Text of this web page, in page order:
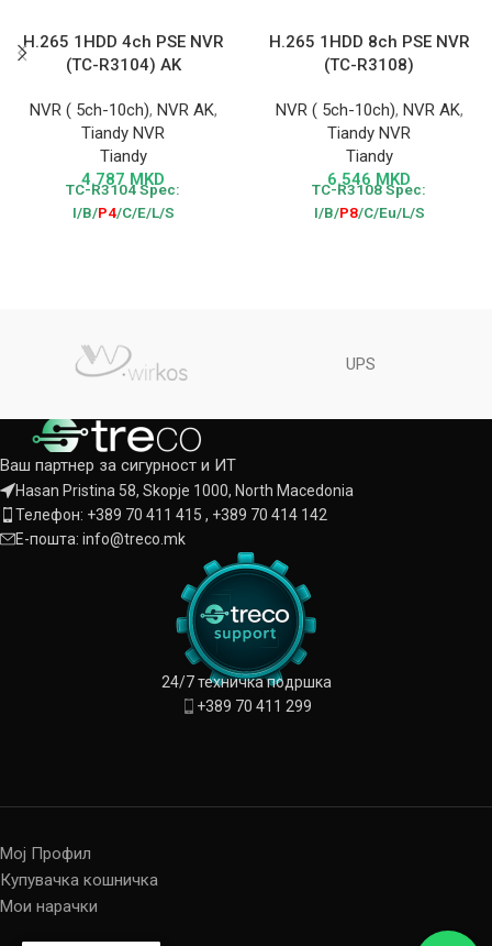
H.265 1HDD 4ch PSE NVR
(TC-R3104) AK
NVR ( 5ch-10ch), NVR AK,
Tiandy NVR
Tiandy
4.787 MKD
TC-R3104Spec:
I/B/P4/C/E/L/S
H.265 1HDD 8ch PSE NVR
(TC-R3108)
NVR ( 5ch-10ch), NVR AK,
Tiandy NVR
Tiandy
6.546 MKD
TC-R3108Spec:
I/B/P8/C/Eu/L/S
UPS
Ваш партнер за сигурност и ИТ
Hasan Pristina 58, Skopje 1000, North Macedonia
Телефон: +389 70 411 415 , +389 70 414 142
Е-пошта: info@treco.mk
24/7 техничка подршка
+389 70 411 299
Мој Профил
Купувачка кошничка
Мои нарачки